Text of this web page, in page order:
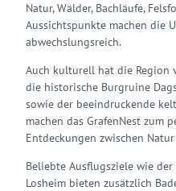
Natur, Wälder, Bachläufe,
Aussichtspunkte machen die
abwechslungsreich.
Auch kulturell hat die Region
die historische Burgruine
sowie der beeindruckende
machen das GrafenNest zum
Entdeckungen zwischen
Beliebte Ausflugsziele wie
Losheim bieten zusätzlich